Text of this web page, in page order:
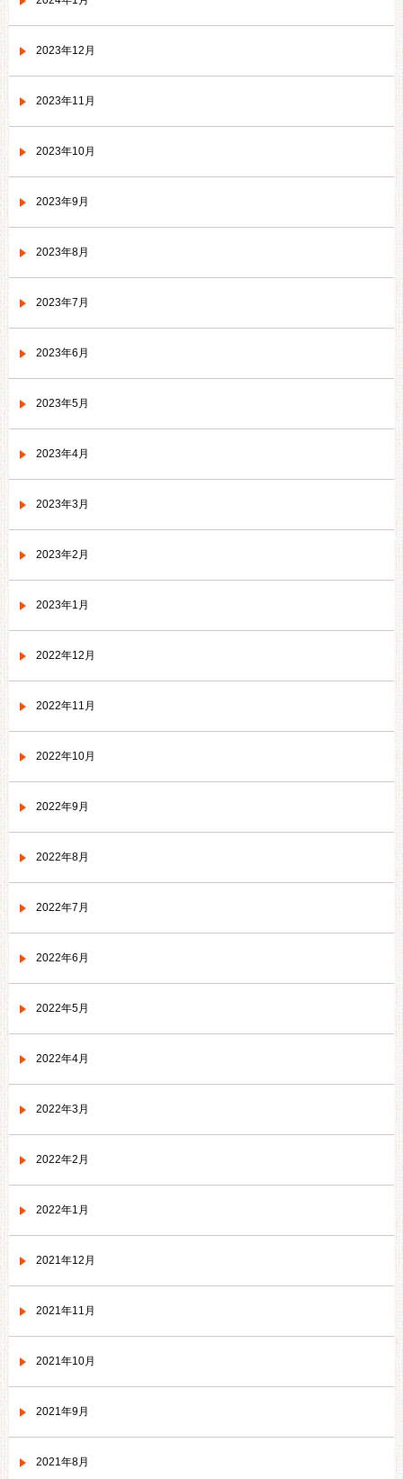
2023年12月
2023年11月
2023年10月
2023年9月
2023年8月
2023年7月
2023年6月
2023年5月
2023年4月
2023年3月
2023年2月
2023年1月
2022年12月
2022年11月
2022年10月
2022年9月
2022年8月
2022年7月
2022年6月
2022年5月
2022年4月
2022年3月
2022年2月
2022年1月
2021年12月
2021年11月
2021年10月
2021年9月
2021年8月